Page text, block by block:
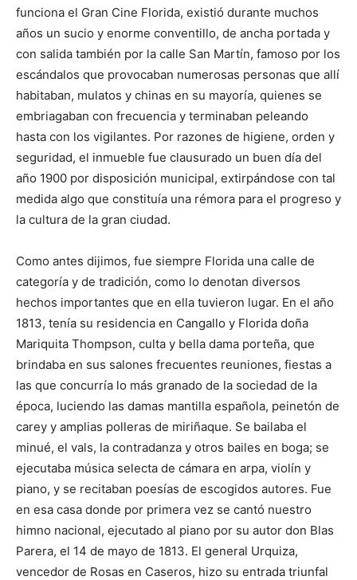
funciona el Gran Cine Florida, existió durante muchos
años un sucio y enorme conventillo, de ancha portada y
con salida también por la calle San Martín, famoso por los
escándalos que provocaban numerosas personas que allí
habitaban, mulatos y chinas en su mayoría, quienes se
embriagaban con frecuencia y terminaban peleando
hasta con los vigilantes. Por razones de higiene, orden y
seguridad, el inmueble fue clausurado un buen día del
año 1900 por disposición municipal, extirpándose con tal
medida algo que constituía una rémora para el progreso y
la cultura de la gran ciudad.
Como antes dijimos, fue siempre Florida una calle de
categoría y de tradición, como lo denotan diversos
hechos importantes que en ella tuvieron lugar. En el año
1813, tenía su residencia en Cangallo y Florida doña
Mariquita Thompson, culta y bella dama porteña, que
brindaba en sus salones frecuentes reuniones, fiestas a
las que concurría lo más granado de la sociedad de la
época, luciendo las damas mantilla española, peinetón de
carey y amplias polleras de miriñaque. Se bailaba el
minué, el vals, la contradanza y otros bailes en boga; se
ejecutaba música selecta de cámara en arpa, violín y
piano, y se recitaban poesías de escogidos autores. Fue
en esa casa donde por primera vez se cantó nuestro
himno nacional, ejecutado al piano por su autor don Blas
Parera, el 14 de mayo de 1813. El general Urquiza,
vencedor de Rosas en Caseros, hizo su entrada triunfal